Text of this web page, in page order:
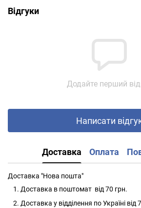
Відгуки
Додайте перший
Написати
Доставка Оплата
Доставка "Нова пошта"
Доставка в поштомат від 70 грн.
Доставка у відділення по Україні від